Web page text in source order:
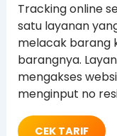
Tracking online
satu layanan
melacak barang
barangnya.
mengakses
menginput no
CEK TARIF